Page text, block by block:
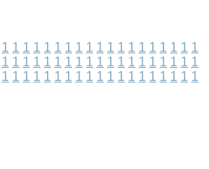
1 1 1 1 1 1 1 1 1 1 1 1 1 1 1 1 1 1 1
1 1 1 1 1 1 1 1 1 1 1 1 1 1 1 1 1 1 1
1 1 1 1 1 1 1 1 1 1 1 1 1 1 1 1 1 1 1